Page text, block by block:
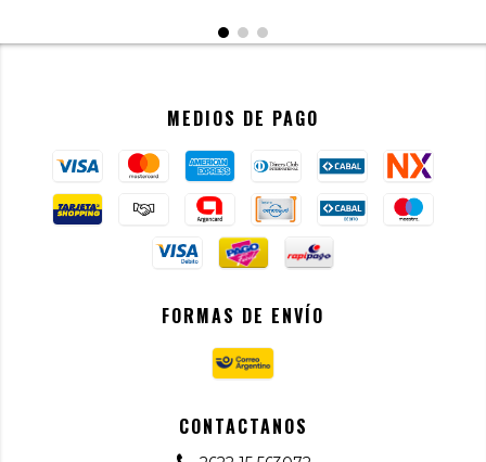
MEDIOS DE PAGO
FORMAS DE ENVÍO
CONTACTANOS